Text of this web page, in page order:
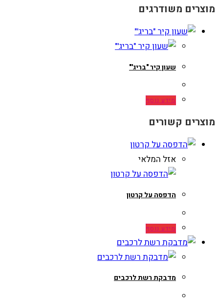
מוצרים משודרגים
שעון קיר "בריג'"
מידע נוסף
מוצרים קשורים
אזל המלאי
הדפסה על קרטון
מידע נוסף
מדבקת רשת לרכבים